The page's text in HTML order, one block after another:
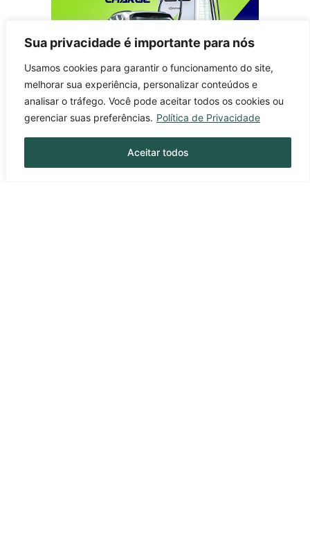
Sua privacidade é importante para nós
Usamos cookies para garantir o funcionamento do site,
melhorar sua experiência, personalizar conteúdos e
analisar o tráfego. Você pode aceitar todos os cookies ou
gerenciar suas preferências. Política de Privacidade
Aceitar todos